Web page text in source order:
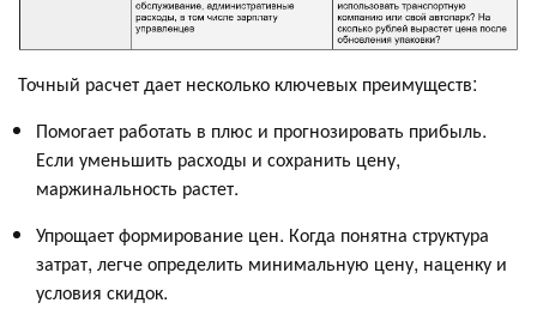
Точный расчет дает несколько ключевых преимуществ:
Помогает работать в плюс и прогнозировать прибыль.
Если уменьшить расходы и сохранить цену,
маржинальность растет.
Упрощает формирование цен. Когда понятна структура
затрат, легче определить минимальную цену, наценку и
условия скидок.